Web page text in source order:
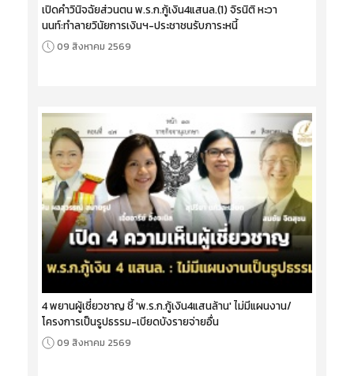
เปิดคำวินิจฉัยส่วนตน พ.ร.ก.กู้เงิน4แสนล.(1) จิรนิติ หะวา
นนท์:ทำลายวินัยการเงินฯ-ประชาชนรับภาระหนี้
09 สิงหาคม 2569
4 พยานผู้เชี่ยวชาญ ชี้ 'พ.ร.ก.กู้เงิน4แสนล้าน' ไม่มีแผนงาน/
โครงการเป็นรูปธรรม-เบียดบังรายจ่ายอื่น
09 สิงหาคม 2569